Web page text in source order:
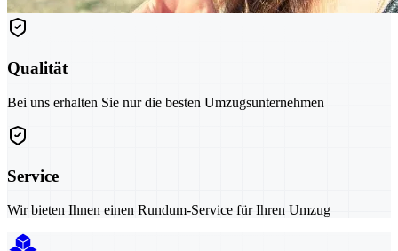
Qualität
Bei uns erhalten Sie nur die besten Umzugsunternehmen
Service
Wir bieten Ihnen einen Rundum-Service für Ihren Umzug